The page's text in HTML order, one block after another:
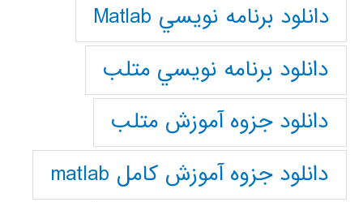
دانلود برنامه نويسي Matlab
دانلود برنامه نويسي متلب
دانلود جزوه آموزش متلب
دانلود جزوه آموزش کامل matlab